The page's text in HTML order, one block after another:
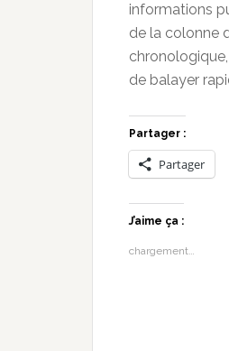
informations
de la colonne
de balayer
Partager :
Partager
J’aime ça :
chargement…